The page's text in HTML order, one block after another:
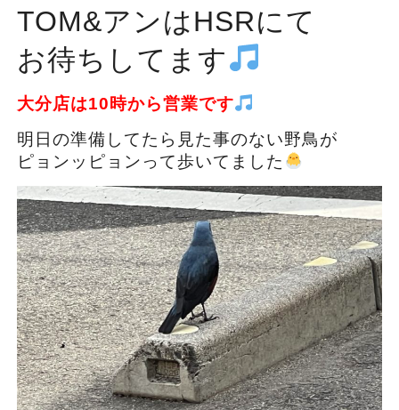
TOM&アンはHSRにて
お待ちしてます
大分店は10時から営業です
明日の準備してたら見た事のない野鳥が
ピョンッピョンって歩いてました